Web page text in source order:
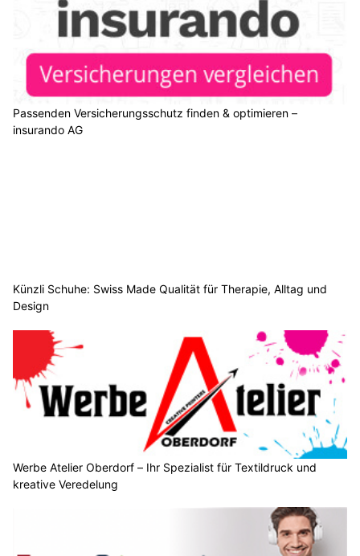
Passenden Versicherungsschutz finden & optimieren –
insurando AG
Künzli Schuhe: Swiss Made Qualität für Therapie, Alltag und
Design
Werbe Atelier Oberdorf – Ihr Spezialist für Textildruck und
kreative Veredelung